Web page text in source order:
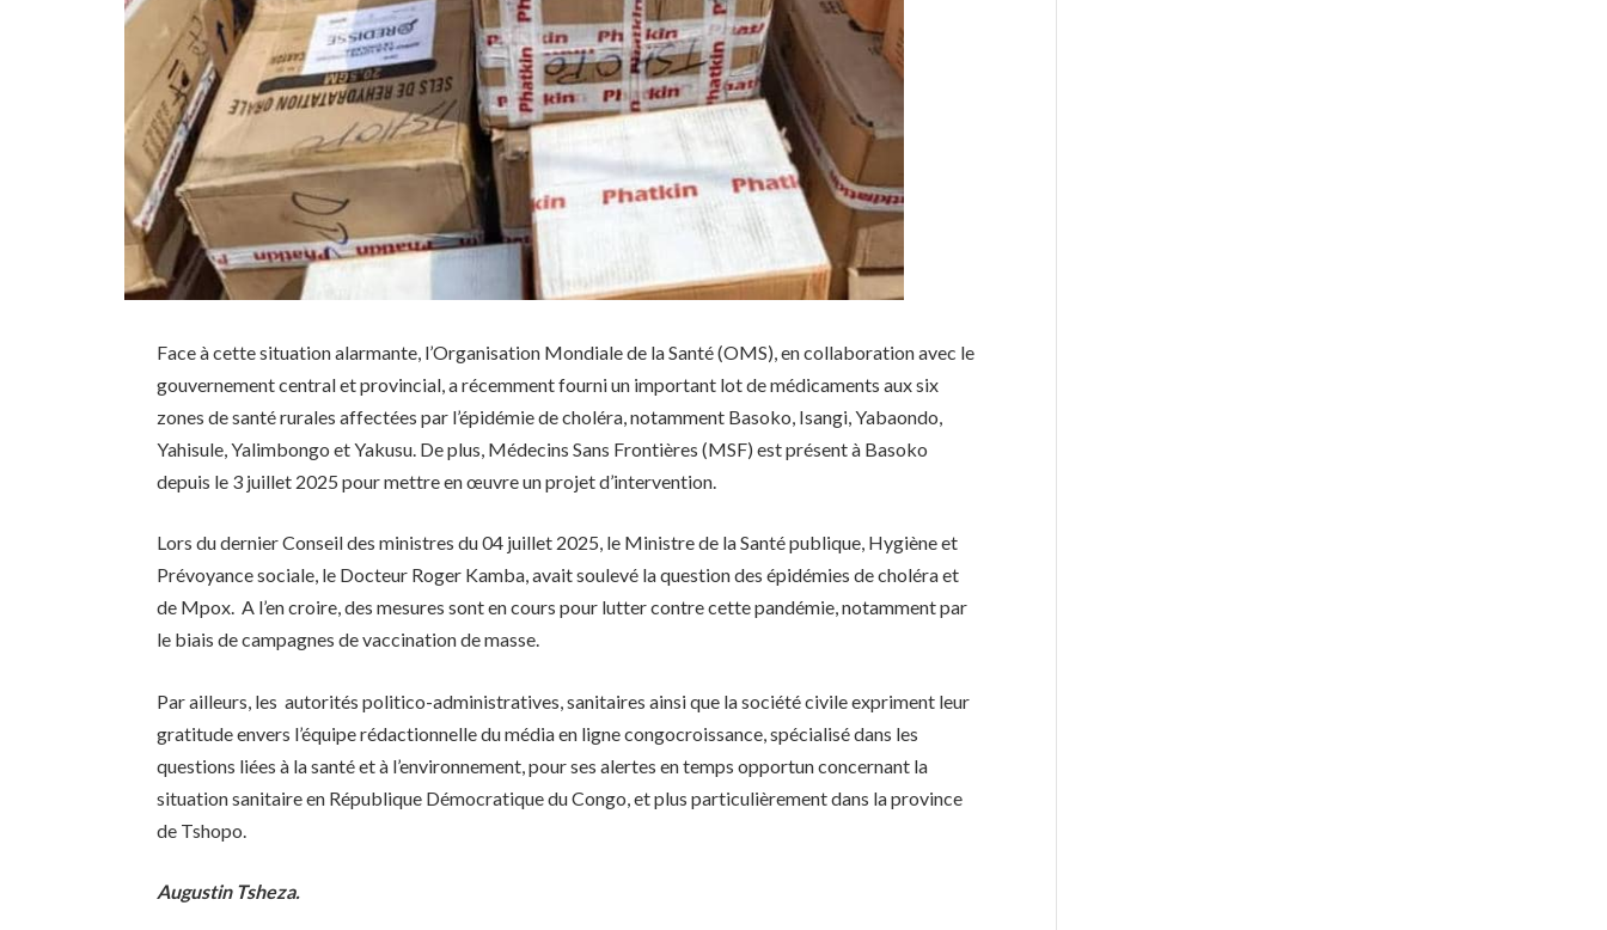
Face à cette situation alarmante, l’Organisation Mondiale de la Santé (OMS), en collaboration avec le
gouvernement central et provincial, a récemment fourni un important lot de médicaments aux six
zones de santé rurales affectées par l’épidémie de choléra, notamment Basoko, Isangi, Yabaondo,
Yahisule, Yalimbongo et Yakusu. De plus, Médecins Sans Frontières (MSF) est présent à Basoko
depuis le 3 juillet 2025 pour mettre en œuvre un projet d’intervention.
Lors du dernier Conseil des ministres du 04 juillet 2025, le Ministre de la Santé publique, Hygiène et
Prévoyance sociale, le Docteur Roger Kamba, avait soulevé la question des épidémies de choléra et
de Mpox. A l’en croire, des mesures sont en cours pour lutter contre cette pandémie, notamment par
le biais de campagnes de vaccination de masse.
Par ailleurs, les autorités politico-administratives, sanitaires ainsi que la société civile expriment leur
gratitude envers l’équipe rédactionnelle du média en ligne congocroissance, spécialisé dans les
questions liées à la santé et à l’environnement, pour ses alertes en temps opportun concernant la
situation sanitaire en République Démocratique du Congo, et plus particulièrement dans la province
de Tshopo.
Augustin Tsheza.